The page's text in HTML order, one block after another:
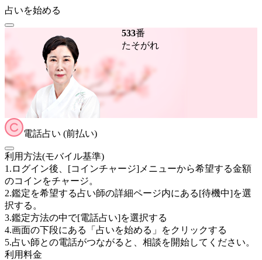
占いを始める
533番
たそがれ
電話占い (前払い)
利用方法(モバイル基準)
1.ログイン後、[コインチャージ]メニューから希望する金額
のコインをチャージ。
2.鑑定を希望する占い師の詳細ページ内にある[待機中]を選
択する。
3.鑑定方法の中で[電話占い]を選択する
4.画面の下段にある「占いを始める」をクリックする
5.占い師との電話がつながると、相談を開始してください。
利用料金